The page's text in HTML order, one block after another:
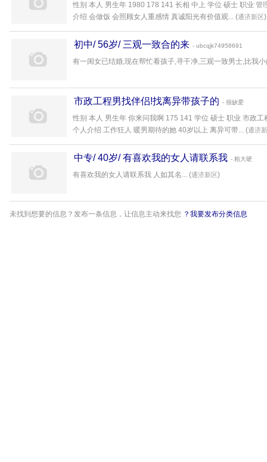
性别 本人 男生年 1980 178 141 长相 中上 学位 硕士 职业
介绍 会做饭 会照顾女人重感情 真诚阳光有价值观... (通济新区)
初中/ 56岁/ 三观一致合的来 - ubcqjk74958691
有一闺女已结婚,现在帮忙看孩子,寻干净,三观一致男士,比我
市政工程男找伴侣!找离异带孩子的 - 很缺爱
性别 本人 男生年 你来问我啊 175 141 学位 硕士 职业 市政
个人介绍 工作狂人 暖男期待的她 40岁以上 离异可带... (通济
中专/ 40岁/ 有喜欢我的女人请联系我 - 粗大硬
有喜欢我的女人请联系我 人如其名... (通济新区)
未找到想要的信息？发布一条信息，让信息主动来找您 ？我要发布分类信息